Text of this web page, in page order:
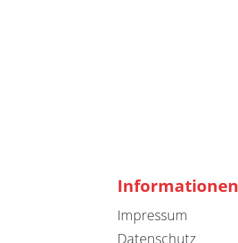
Informationen
Impressum
Datenschutz